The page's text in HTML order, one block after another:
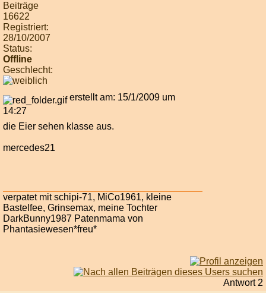
Beiträge
16622
Registriert:
28/10/2007
Status:
Offline
Geschlecht:
erstellt am: 15/1/2009 um
14:27
die Eier sehen klasse aus.
mercedes21
verpatet mit schipi-71, MiCo1961, kleine
Bastelfee, Grinsemax, meine Tochter
DarkBunny1987 Patenmama von
Phantasiewesen*freu*
Antwort 2